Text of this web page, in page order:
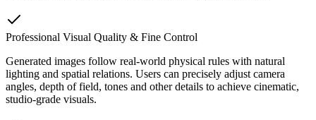
Professional Visual Quality & Fine Control
Generated images follow real-world physical rules with natural
lighting and spatial relations. Users can precisely adjust camera
angles, depth of field, tones and other details to achieve cinematic,
studio-grade visuals.